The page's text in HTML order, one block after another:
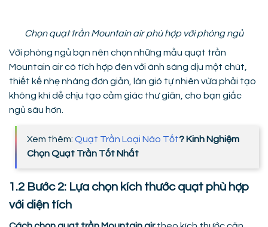
Chọn quạt trần Mountain air phù hợp với phòng ngủ
Với phòng ngủ bạn nên chọn những mẫu quạt trần
Mountain air có tích hợp đèn với ánh sáng dịu một chút,
thiết kế nhẹ nhàng đơn giản, làn gió tự nhiên vừa phải tạo
không khí dễ chịu tạo cảm giác thư giãn, cho bạn giấc
ngủ sâu hơn.
Xem thêm: Quạt Trần Loại Nào Tốt? Kinh Nghiệm
Chọn Quạt Trần Tốt Nhất
1.2 Bước 2: Lựa chọn kích thước quạt phù hợp
với diện tích